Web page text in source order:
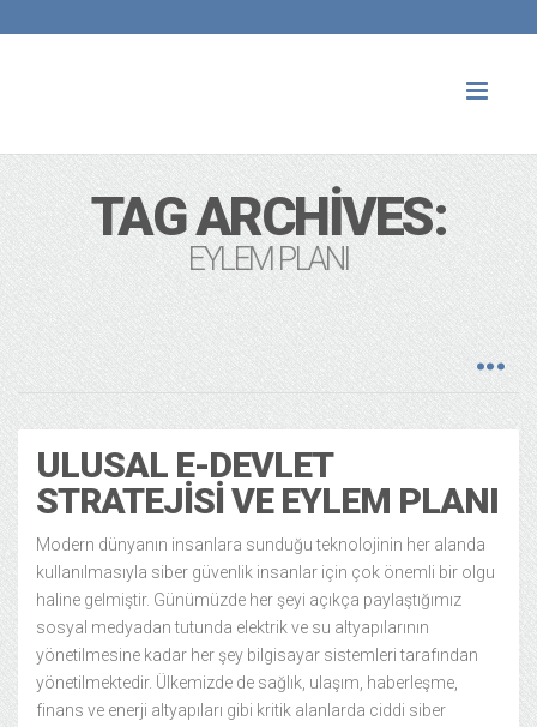
TAG ARCHIVES:
EYLEM PLANI
ULUSAL E-DEVLET
STRATEJISI VE EYLEM PLANI
Modern dünyanın insanlara sunduğu teknolojinin her alanda
kullanılmasıyla siber güvenlik insanlar için çok önemli bir olgu
haline gelmiştir. Günümüzde her şeyi açıkça paylaştığımız
sosyal medyadan tutunda elektrik ve su altyapılarının
yönetilmesine kadar her şey bilgisayar sistemleri tarafından
yönetilmektedir. Ülkemizde de sağlık, ulaşım, haberleşme,
finans ve enerji altyapıları gibi kritik alanlarda ciddi siber